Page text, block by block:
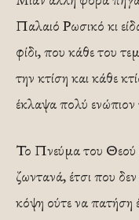
Παλαιό Ρωσικό κι
φίδι, που κάθε του
την κτίση και κάθε
έκλαψα πολύ
Το Πνεύμα του Θεού
ζωντανά, έτσι που
κόψη ούτε να πατήση